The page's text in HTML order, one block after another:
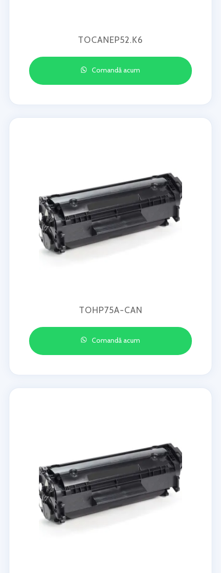
TOCANEP52.K6
Comandă acum
TOHP75A-CAN
Comandă acum